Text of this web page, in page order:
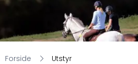
Forside Utstyr